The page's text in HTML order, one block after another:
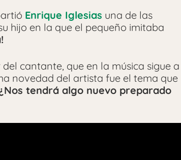
Enrique Iglesias una de las
hijo en la que el pequeño imitaba
cantante, que en la música sigue a
novedad del artista fue el tema que
tendrá algo nuevo preparado